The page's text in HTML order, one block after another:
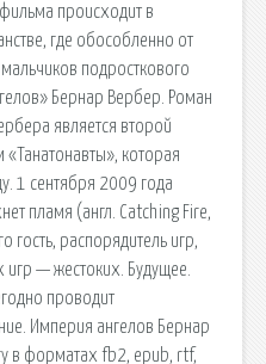
происходит в
где обособленно от
подросткового
Бернар Вербер. Роман
является второй
«Танатонавты», которая
1 сентября 2009 года
пламя (англ. Catching Fire,
гость, распорядитель игр,
— жестоких. Будущее.
проводит
Империя ангелов Бернар
в форматах fb2, epub, rtf,